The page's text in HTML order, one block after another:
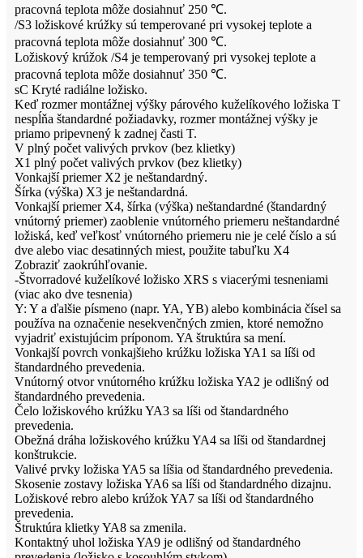
pracovná teplota môže dosiahnuť 250 ℃.
/S3 ložiskové krúžky sú temperované pri vysokej teplote a
pracovná teplota môže dosiahnuť 300 ℃.
Ložiskový krúžok /S4 je temperovaný pri vysokej teplote a
pracovná teplota môže dosiahnuť 350 ℃.
sC Kryté radiálne ložisko.
Keď rozmer montážnej výšky párového kuželíkového ložiska T
nespĺňa štandardné požiadavky, rozmer montážnej výšky je
priamo pripevnený k zadnej časti T.
V plný počet valivých prvkov (bez klietky)
X1 plný počet valivých prvkov (bez klietky)
Vonkajší priemer X2 je neštandardný.
Šírka (výška) X3 je neštandardná.
Vonkajší priemer X4, šírka (výška) neštandardné (štandardný
vnútorný priemer) zaoblenie vnútorného priemeru neštandardné
ložiská, keď veľkosť vnútorného priemeru nie je celé číslo a sú
dve alebo viac desatinných miest, použite tabuľku X4
Zobraziť zaokrúhľovanie.
-Štvorradové kuželíkové ložisko XRS s viacerými tesneniami
(viac ako dve tesnenia)
Y: Y a ďalšie písmeno (napr. YA, YB) alebo kombinácia čísel sa
používa na označenie nesekvenčných zmien, ktoré nemožno
vyjadriť existujúcim príponom. YA štruktúra sa mení.
Vonkajší povrch vonkajšieho krúžku ložiska YA1 sa líši od
štandardného prevedenia.
Vnútorný otvor vnútorného krúžku ložiska YA2 je odlišný od
štandardného prevedenia.
Čelo ložiskového krúžku YA3 sa líši od štandardného
prevedenia.
Obežná dráha ložiskového krúžku YA4 sa líši od štandardnej
konštrukcie.
Valivé prvky ložiska YA5 sa líšia od štandardného prevedenia.
Skosenie zostavy ložiska YA6 sa líši od štandardného dizajnu.
Ložiskové rebro alebo krúžok YA7 sa líši od štandardného
prevedenia.
Štruktúra klietky YA8 sa zmenila.
Kontaktný uhol ložiska YA9 je odlišný od štandardného